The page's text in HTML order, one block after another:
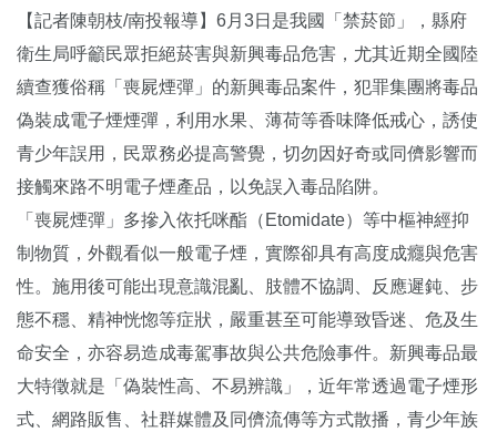
【記者陳朝枝/南投報導】6月3日是我國「禁菸節」，縣府
衛生局呼籲民眾拒絕菸害與新興毒品危害，尤其近期全國陸
續查獲俗稱「喪屍煙彈」的新興毒品案件，犯罪集團將毒品
偽裝成電子煙煙彈，利用水果、薄荷等香味降低戒心，誘使
青少年誤用，民眾務必提高警覺，切勿因好奇或同儕影響而
接觸來路不明電子煙產品，以免誤入毒品陷阱。
「喪屍煙彈」多摻入依托咪酯（Etomidate）等中樞神經抑
制物質，外觀看似一般電子煙，實際卻具有高度成癮與危害
性。施用後可能出現意識混亂、肢體不協調、反應遲鈍、步
態不穩、精神恍惚等症狀，嚴重甚至可能導致昏迷、危及生
命安全，亦容易造成毒駕事故與公共危險事件。新興毒品最
大特徵就是「偽裝性高、不易辨識」，近年常透過電子煙形
式、網路販售、社群媒體及同儕流傳等方式散播，青少年族